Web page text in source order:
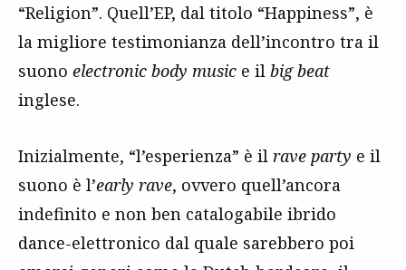
“Religion”. Quell’EP, dal titolo “Happiness”, è
la migliore testimonianza dell’incontro tra il
suono electronic body music e il big beat
inglese.
Inizialmente, “l’esperienza” è il rave party e il
suono è l’early rave, ovvero quell’ancora
indefinito e non ben catalogabile ibrido
dance-elettronico dal quale sarebbero poi